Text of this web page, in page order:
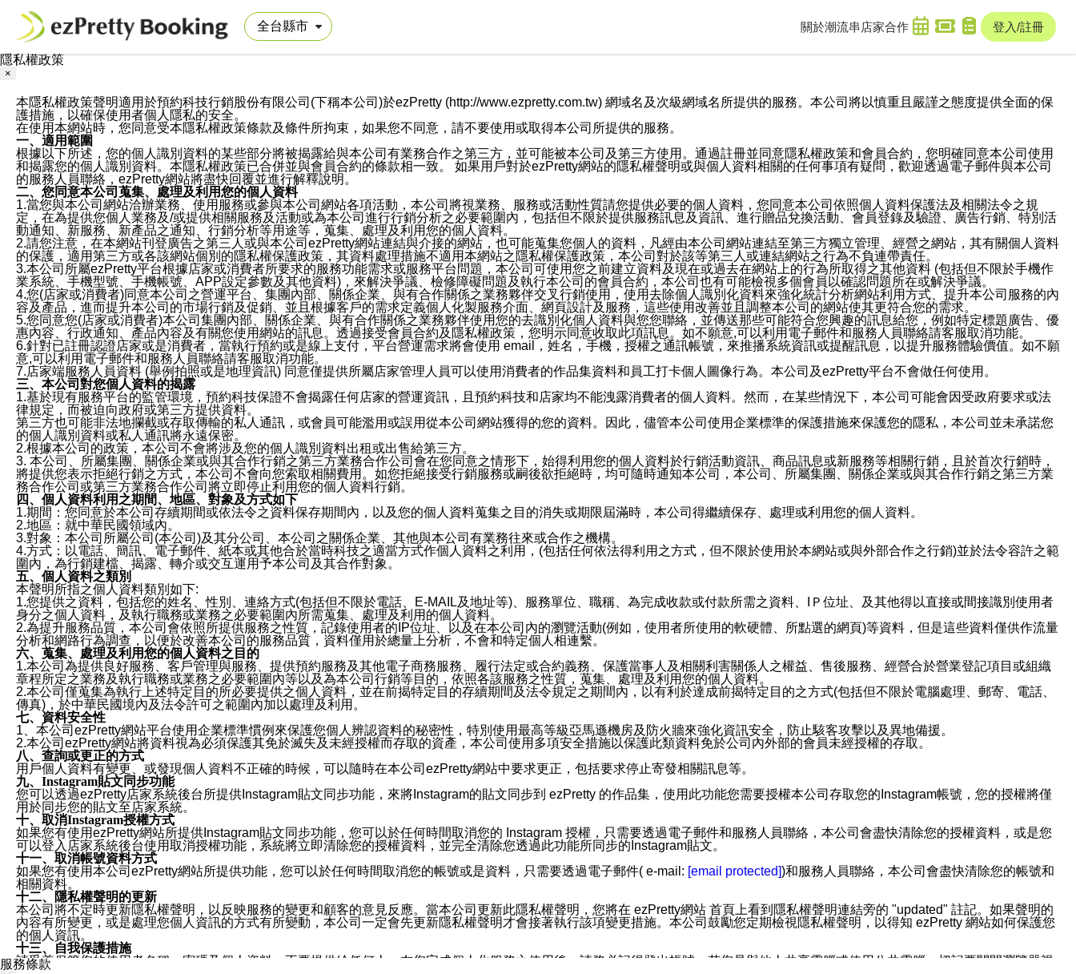
關於潮流串 店家合作 登入/註冊
隱私權政策
×
本隱私權政策聲明適用於預約科技行銷股份有限公司(下稱本公司)於ezPretty (http://www.ezpretty.com.tw) 網域名及次級網域名所提供的服務。本公司將以慎重且嚴謹之態度提供全面的保
護措施，以確保使用者個人隱私的安全。
在使用本網站時，您同意受本隱私權政策條款及條件所拘束，如果您不同意，請不要使用或取得本公司所提供的服務。
一、適用範圍
根據以下所述，您的個人識別資料的某些部分將被揭露給與本公司有業務合作之第三方，並可能被本公司及第三方使用。通過註冊並同意隱私權政策和會員合約，您明確同意本公司使用
和揭露您的個人識別資料。本隱私權政策已合併並與會員合約的條款相一致。 如果用戶對於ezPretty網站的隱私權聲明或與個人資料相關的任何事項有疑問，歡迎透過電子郵件與本公司
的服務人員聯絡，ezPretty網站將盡快回覆並進行解釋說明。
二、您同意本公司蒐集、處理及利用您的個人資料
1.當您與本公司網站洽辦業務、使用服務或參與本公司網站各項活動，本公司將視業務、服務或活動性質請您提供必要的個人資料，您同意本公司依照個人資料保護法及相關法令之規
定，在為提供您個人業務及/或提供相關服務及活動或為本公司進行行銷分析之必要範圍內，包括但不限於提供服務訊息及資訊、進行贈品兌換活動、會員登錄及驗證、廣告行銷、特別活
動通知、新服務、新產品之通知、行銷分析等用途等，蒐集、處理及利用您的個人資料。
2.請您注意，在本網站刊登廣告之第三人或與本公司ezPretty網站連結與介接的網站，也可能蒐集您個人的資料，凡經由本公司網站連結至第三方獨立管理、經營之網站，其有關個人資料
的保護，適用第三方或各該網站個別的隱私權保護政策，其資料處理措施不適用本網站之隱私權保護政策，本公司對於該等第三人或連結網站之行為不負連帶責任。
3.本公司所屬ezPretty平台根據店家或消費者所要求的服務功能需求或服務平台問題，本公司可使用您之前建立資料及現在或過去在網站上的行為所取得之其他資料 (包括但不限於手機作
業系統、手機型號、手機帳號、APP設定參數及其他資料)，來解決爭議、檢修障礙問題及執行本公司的會員合約，本公司也有可能檢視多個會員以確認問題所在或解決爭議。
4.您(店家或消費者)同意本公司之營運平台、集團內部、關係企業、與有合作關係之業務夥伴交叉行銷使用，使用去除個人識別化資料來強化統計分析網站利用方式、提升本公司服務的內
容及產品，進而提升本公司的市場行銷及促銷、並且根據客戶的需求定義個人化製服務介面、網頁設計及服務，這些使用改善並且調整本公司的網站使其更符合您的需求。
5.您同意您(店家或消費者)本公司集團內部、關係企業、與有合作關係之業務夥伴使用您的去識別化個人資料與您您聯絡，並傳送那些可能符合您興趣的訊息給您，例如特定標題廣告、優
惠內容、行政通知、產品內容及有關您使用網站的訊息。透過接受會員合約及隱私權政策，您明示同意收取此項訊息。如不願意,可以利用電子郵件和服務人員聯絡請客服取消功能。
6.針對已註冊認證店家或是消費者，當執行預約或是線上支付，平台營運需求將會使用 email，姓名，手機，授權之通訊帳號，來推播系統資訊或提醒訊息，以提升服務體驗價值。如不願
意,可以利用電子郵件和服務人員聯絡請客服取消功能。
7.店家端服務人員資料 (舉例拍照或是地理資訊) 同意僅提供所屬店家管理人員可以使用消費者的作品集資料和員工打卡個人圖像行為。本公司及ezPretty平台不會做任何使用。
三、本公司對您個人資料的揭露
1.基於現有服務平台的監管環境，預約科技保證不會揭露任何店家的營運資訊，且預約科技和店家均不能洩露消費者的個人資料。然而，在某些情況下，本公司可能會因受政府要求或法
律規定，而被迫向政府或第三方提供資料。
第三方也可能非法地攔截或存取傳輸的私人通訊，或會員可能濫用或誤用從本公司網站獲得的您的資料。因此，儘管本公司使用企業標準的保護措施來保護您的隱私，本公司並未承諾您
的個人識別資料或私人通訊將永遠保密。
2.根據本公司的政策，本公司不會將涉及您的個人識別資料出租或出售給第三方。
3. 本公司、所屬集團、關係企業或與其合作行銷之第三方業務合作公司會在您同意之情形下，始得利用您的個人資料於行銷活動資訊、商品訊息或新服務等相關行銷，且於首次行銷時，
將提供您表示拒絕行銷之方式，本公司不會向您索取相關費用。如您拒絕接受行銷服務或嗣後欲拒絕時，均可隨時通知本公司，本公司、所屬集團、關係企業或與其合作行銷之第三方業
務合作公司或第三方業務合作公司將立即停止利用您的個人資料行銷。
四、個人資料利用之期間、地區、對象及方式如下
1.期間：您同意於本公司存續期間或依法令之資料保存期間內，以及您的個人資料蒐集之目的消失或期限屆滿時，本公司得繼續保存、處理或利用您的個人資料。
2.地區：就中華民國領域內。
3.對象：本公司所屬公司(本公司)及其分公司、本公司之關係企業、其他與本公司有業務往來或合作之機構。
4.方式：以電話、簡訊、電子郵件、紙本或其他合於當時科技之適當方式作個人資料之利用，(包括任何依法得利用之方式，但不限於使用於本網站或與外部合作之行銷)並於法令容許之範
圍內，為行銷建檔、揭露、轉介或交互運用予本公司及其合作對象。
五、個人資料之類別
本聲明所指之個人資料類別如下:
1.您提供之資料，包括您的姓名、性別、連絡方式(包括但不限於電話、E-MAIL及地址等)、服務單位、職稱、為完成收款或付款所需之資料、IＰ位址、及其他得以直接或間接識別使用者
身分之個人資料，及執行職務或業務之必要範圍內所需蒐集、處理及利用的個人資料。
2.為提升服務品質，本公司會依照所提供服務之性質，記錄使用者的IP位址、以及在本公司內的瀏覽活動(例如，使用者所使用的軟硬體、所點選的網頁)等資料，但是這些資料僅供作流量
分析和網路行為調查，以便於改善本公司的服務品質，資料僅用於總量上分析，不會和特定個人相連繫。
六、蒐集、處理及利用您的個人資料之目的
1.本公司為提供良好服務、客戶管理與服務、提供預約服務及其他電子商務服務、履行法定或合約義務、保護當事人及相關利害關係人之權益、售後服務、經營合於營業登記項目或組織
章程所定之業務及執行職務或業務之必要範圍內等以及為本公司行銷等目的，依照各該服務之性質，蒐集、處理及利用您的個人資料。
2.本公司僅蒐集為執行上述特定目的所必要提供之個人資料，並在前揭特定目的存續期間及法令規定之期間內，以有利於達成前揭特定目的之方式(包括但不限於電腦處理、郵寄、電話、
傳真)，於中華民國境內及法令許可之範圍內加以處理及利用。
七、資料安全性
1、本公司ezPretty網站平台使用企業標準慣例來保護您個人辨認資料的秘密性，特別使用最高等級亞馬遜機房及防火牆來強化資訊安全，防止駭客攻擊以及異地備援。
2.本公司ezPretty網站將資料視為必須保護其免於滅失及未經授權而存取的資產，本公司使用多項安全措施以保護此類資料免於公司內外部的會員未經授權的存取。
八、查詢或更正的方式
用戶個人資料有變更、或發現個人資料不正確的時候，可以隨時在本公司ezPretty網站中要求更正，包括要求停止寄發相關訊息等。
九、Instagram貼文同步功能
您可以透過ezPretty店家系統後台所提供Instagram貼文同步功能，來將Instagram的貼文同步到 ezPretty 的作品集，使用此功能您需要授權本公司存取您的Instagram帳號，您的授權將僅
用於同步您的貼文至店家系統。
十、取消Instagram授權方式
如果您有使用ezPretty網站所提供Instagram貼文同步功能，您可以於任何時間取消您的 Instagram 授權，只需要透過電子郵件和服務人員聯絡，本公司會盡快清除您的授權資料，或是您
可以登入店家系統後台使用取消授權功能，系統將立即清除您的授權資料，並完全清除您透過此功能所同步的Instagram貼文。
十一、取消帳號資料方式
如果您有使用本公司ezPretty網站所提供功能，您可以於任何時間取消您的帳號或是資料，只需要透過電子郵件( e-mail: [email protected])和服務人員聯絡，本公司會盡快清除您的帳號和
相關資料。
十二、隱私權聲明的更新
本公司將不定時更新隱私權聲明，以反映服務的變更和顧客的意見反應。當本公司更新此隱私權聲明，您將在 ezPretty網站 首頁上看到隱私權聲明連結旁的 "updated" 註記。如果聲明的
內容有所變更，或是處理您個人資訊的方式有所變動，本公司一定會先更新隱私權聲明才會接著執行該項變更措施。本公司鼓勵您定期檢視隱私權聲明，以得知 ezPretty 網站如何保護您
的個人資訊。
十三、自我保護措施
請妥善保管您的使用者名稱、密碼及個人資料，不要提供給任何人。在您完成個人化服務之使用後，請務必記得登出帳號。若您是與他人共享電腦或使用公共電腦，切記要關閉瀏覽器視
服務條款